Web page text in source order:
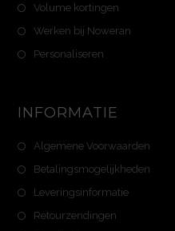
Volume kortingen
Werken bij Noweran
Personaliseren
INFORMATIE
Algemene Voorwaarden
Betalingsmogelijkheden
Leveringsinformatie
Retourzendingen